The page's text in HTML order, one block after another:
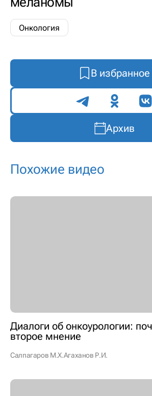
Онкология
В избранное
Поделиться
Архив
Похожие видео
Диалоги об онкоурологии:
второе мнение
Салпагаров М.Х.Агаханов Р.И.